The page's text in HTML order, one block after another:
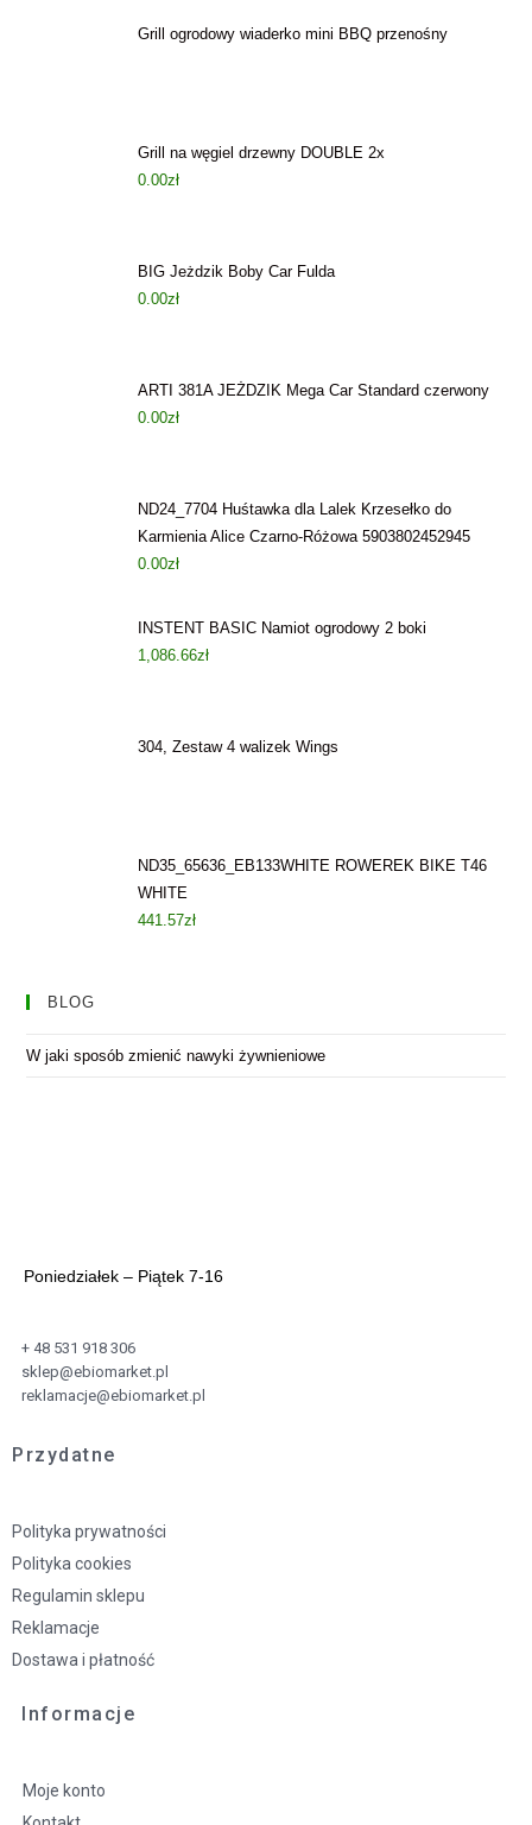
Grill ogrodowy wiaderko mini BBQ przenośny
Grill na węgiel drzewny DOUBLE 2x
0.00zł
BIG Jeżdzik Boby Car Fulda
0.00zł
ARTI 381A JEŻDZIK Mega Car Standard czerwony
0.00zł
ND24_7704 Huśtawka dla Lalek Krzesełko do
Karmienia Alice Czarno-Różowa 5903802452945
0.00zł
INSTENT BASIC Namiot ogrodowy 2 boki
1,086.66zł
304, Zestaw 4 walizek Wings
ND35_65636_EB133WHITE ROWEREK BIKE T46
WHITE
441.57zł
BLOG
W jaki sposób zmienić nawyki żywnieniowe
Poniedziałek – Piątek 7-16
+ 48 531 918 306
sklep@ebiomarket.pl
reklamacje@ebiomarket.pl
Przydatne
Polityka prywatności
Polityka cookies
Regulamin sklepu
Reklamacje
Dostawa i płatność
Informacje
Moje konto